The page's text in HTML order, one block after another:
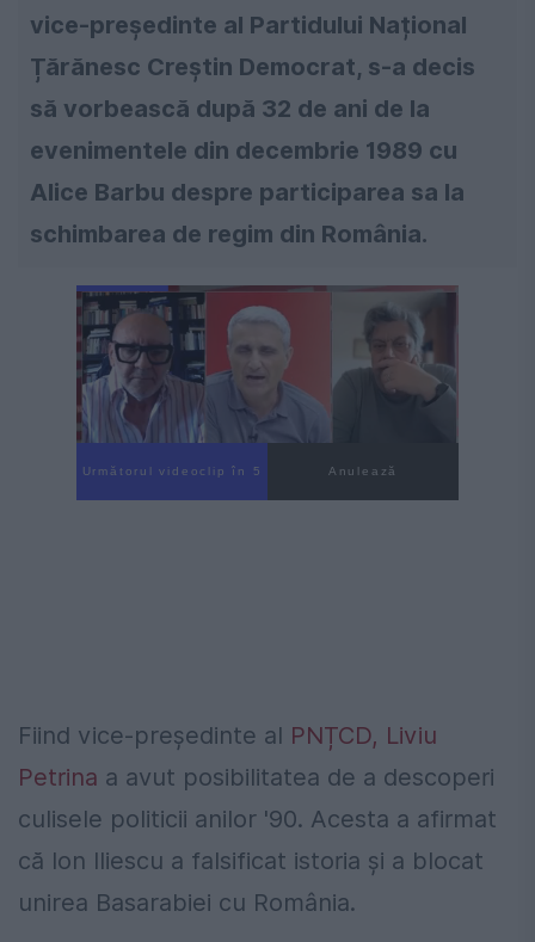
vice-președinte al Partidului Național
Țărănesc Creștin Democrat, s-a decis
să vorbească după 32 de ani de la
evenimentele din decembrie 1989 cu
Alice Barbu despre participarea sa la
schimbarea de regim din România.
Următorul videoclip în 4 Anulează
Fiind vice-președinte al PNȚCD, Liviu
Petrina a avut posibilitatea de a descoperi
culisele politicii anilor '90. Acesta a afirmat
că Ion Iliescu a falsificat istoria și a blocat
unirea Basarabiei cu România.